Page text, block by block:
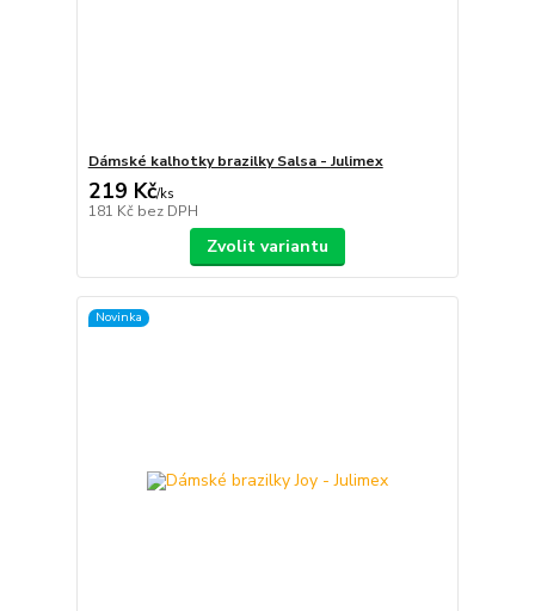
Dámské kalhotky brazilky Salsa - Julimex
219 Kč/ks
181 Kč bez DPH
Zvolit variantu
Novinka